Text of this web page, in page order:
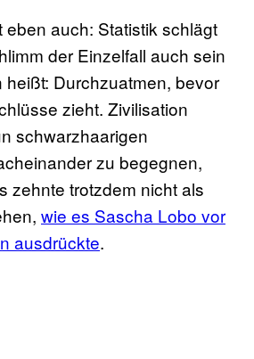
eben auch: Statistik schlägt
der Einzelfall auch sein
heißt: Durchzuatmen, bevor
zieht. Zivilisation
schwarzhaarigen
zu begegnen,
zehnte trotzdem nicht als
wie es Sascha Lobo vor
ausdrückte.